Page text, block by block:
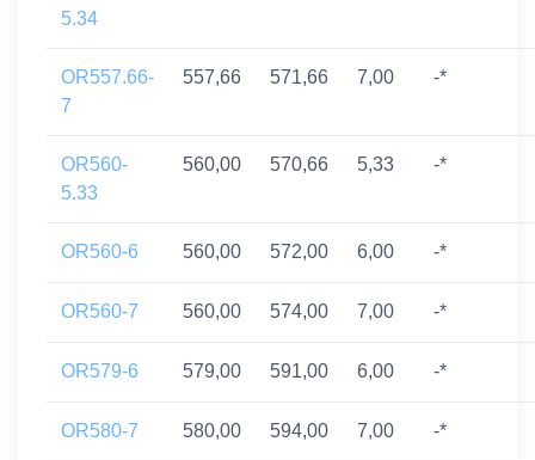
5.34
OR557.66-
7
557,66 571,66 7,00 -*
OR560-
5.33
560,00 570,66 5,33 -*
OR560-6 560,00 572,00 6,00 -*
OR560-7 560,00 574,00 7,00 -*
OR579-6 579,00 591,00 6,00 -*
OR580-7 580,00 594,00 7,00 -*